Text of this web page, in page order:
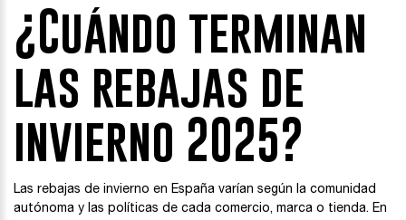
¿Cuándo terminan
las rebajas de
invierno 2025?
Las rebajas de invierno en España varían según la comunidad
autónoma y las políticas de cada comercio, marca o tienda. En